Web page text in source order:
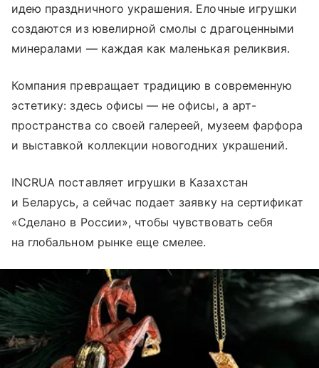
идею праздничного украшения. Елочные игрушки
создаются из ювелирной смолы с драгоценными
минералами — каждая как маленькая реликвия.
Компания превращает традицию в современную
эстетику: здесь офисы — не офисы, а арт-
пространства со своей галереей, музеем фарфора
и выставкой коллекции новогодних украшений.
INCRUA поставляет игрушки в Казахстан
и Беларусь, а сейчас подает заявку на сертификат
«Сделано в России», чтобы чувствовать себя
на глобальном рынке еще смелее.